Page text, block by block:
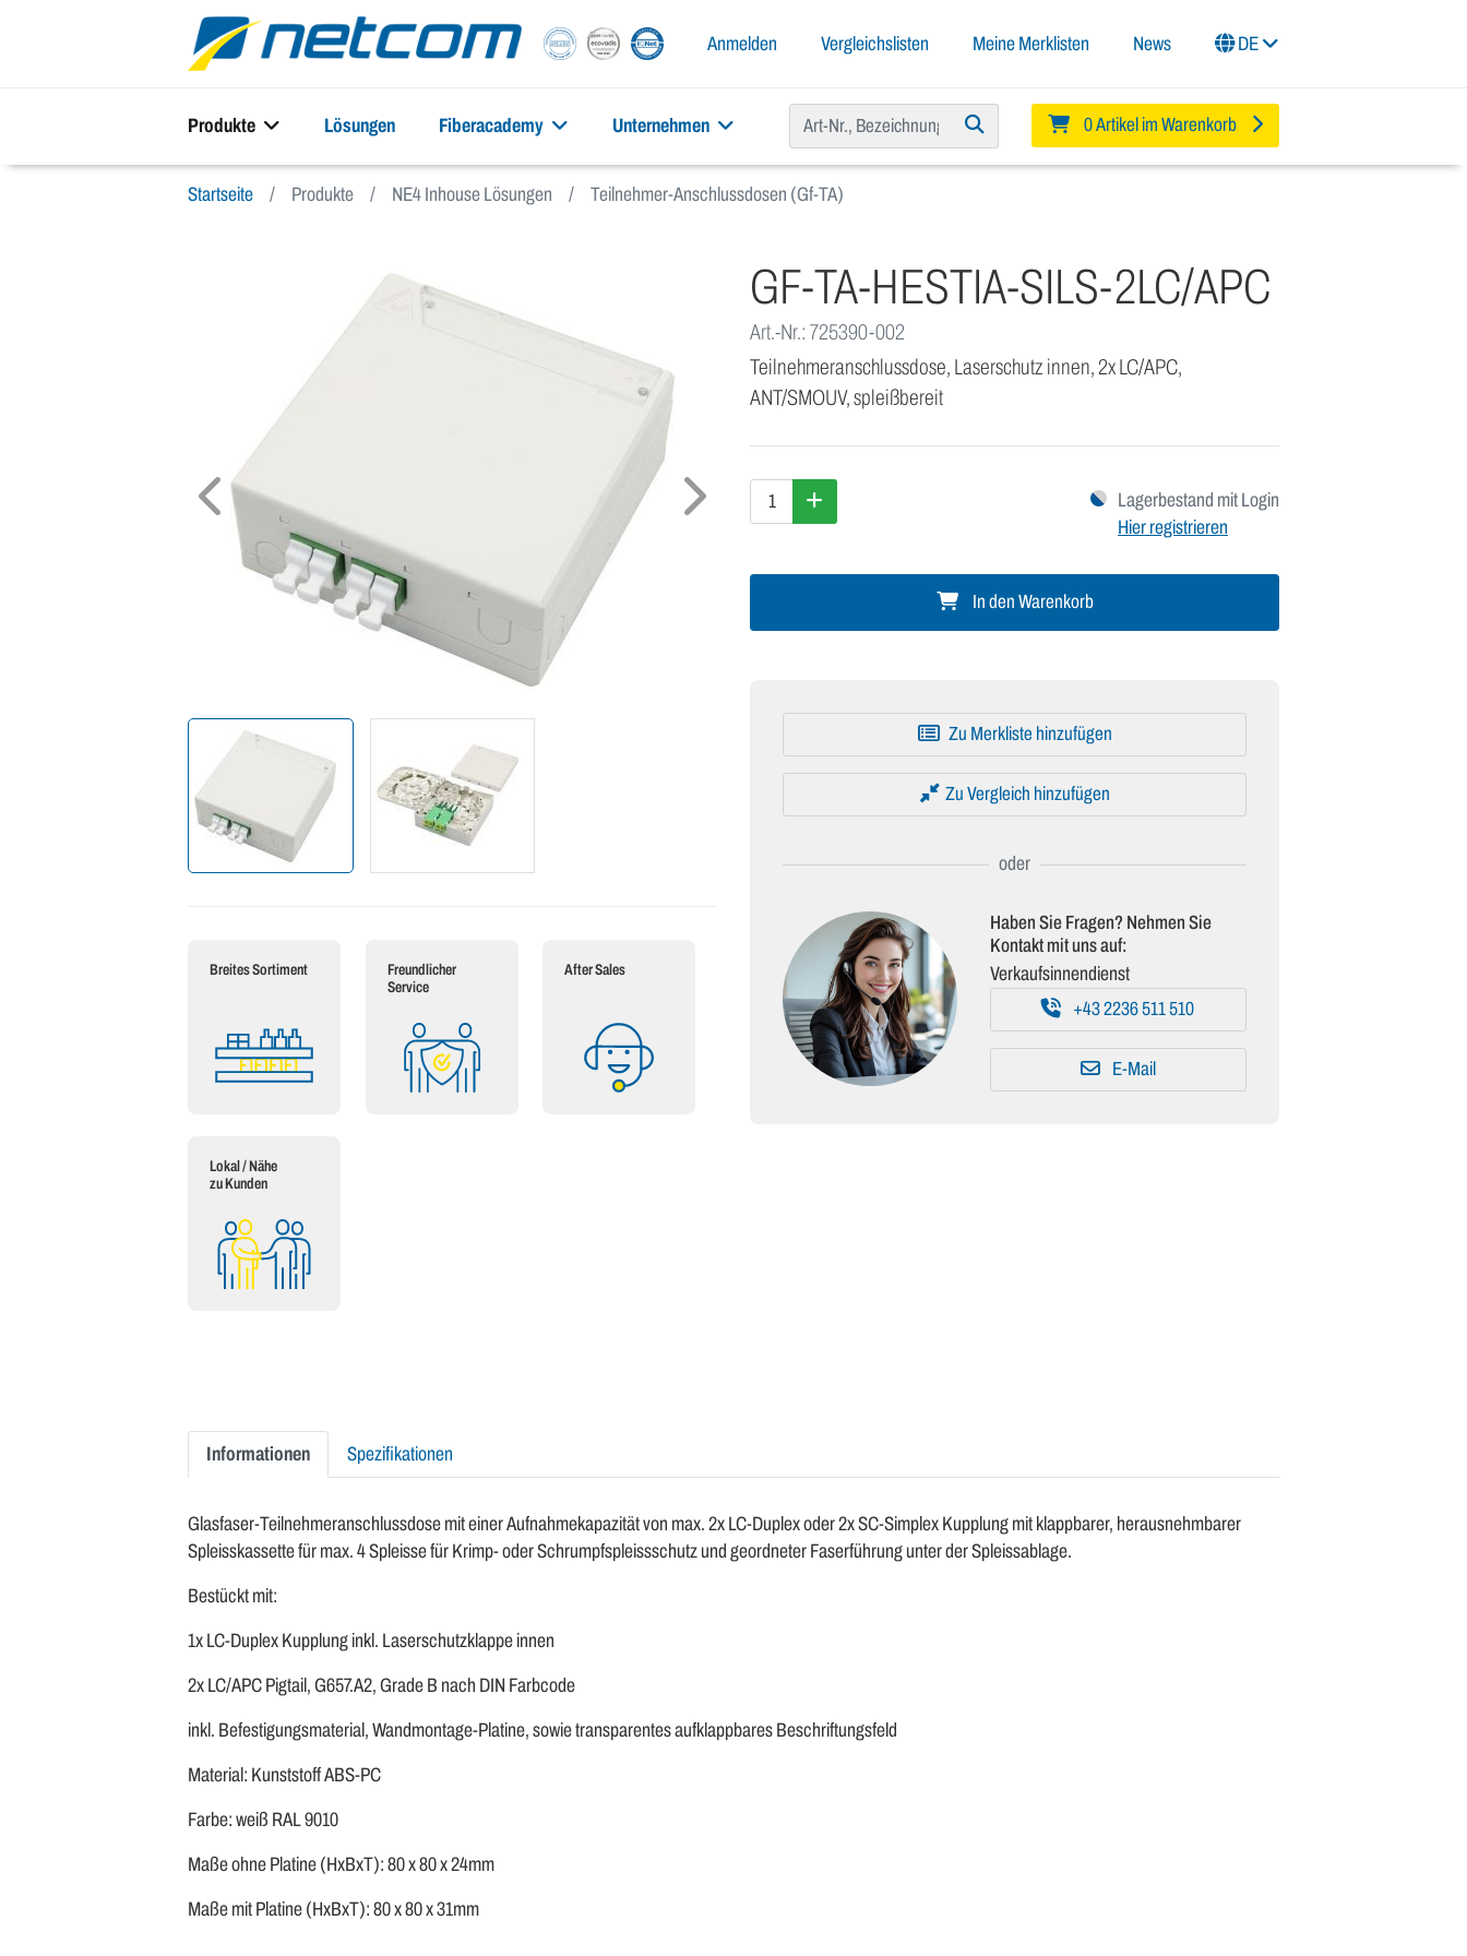
Anmelden Vergleichslisten Meine Merklisten News DE
Produkte Lösungen Fiberacademy Unternehmen 0 Artikel im Warenkorb
Startseite Produkte NE4 Inhouse Lösungen Teilnehmer-Anschlussdosen (Gf-TA)
Breites Sortiment
Freundlicher
Service
After Sales
Lokal / Nähe
zu Kunden
GF-TA-HESTIA-SILS-2LC/APC
Art.-Nr.: 725390-002
Teilnehmeranschlussdose, Laserschutz innen, 2x LC/APC,
ANT/SMOUV, spleißbereit
Lagerbestand mit Login
Hier registrieren
In den Warenkorb
Zu Merkliste hinzufügen
Zu Vergleich hinzufügen
Haben Sie Fragen? Nehmen Sie
Kontakt mit uns auf:
Verkaufsinnendienst
+43 2236 511 510
E-Mail
Informationen Spezifikationen
Glasfaser-Teilnehmeranschlussdose mit einer Aufnahmekapazität von max. 2x LC-Duplex oder 2x SC-Simplex Kupplung mit klappbarer, herausnehmbarer
Spleisskassette für max. 4 Spleisse für Krimp- oder Schrumpfspleissschutz und geordneter Faserführung unter der Spleissablage.
Bestückt mit:
1x LC-Duplex Kupplung inkl. Laserschutzklappe innen
2x LC/APC Pigtail, G657.A2, Grade B nach DIN Farbcode
inkl. Befestigungsmaterial, Wandmontage-Platine, sowie transparentes aufklappbares Beschriftungsfeld
Material: Kunststoff ABS-PC
Farbe: weiß RAL 9010
Maße ohne Platine (HxBxT): 80 x 80 x 24mm
Maße mit Platine (HxBxT): 80 x 80 x 31mm